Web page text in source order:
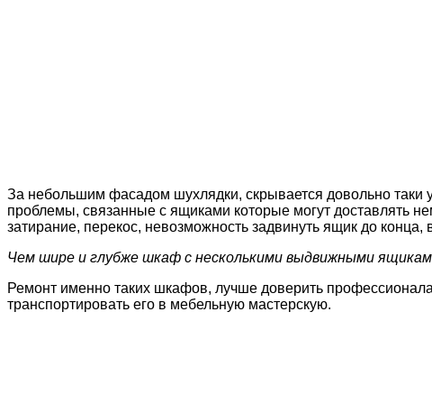
За небольшим фасадом шухлядки, скрывается довольно таки
проблемы, связанные с ящиками которые могут доставлять
затирание, перекос, невозможность задвинуть ящик до
Чем шире и глубже шкаф с несколькими выдвижными
Ремонт именно таких шкафов, лучше доверить
транспортировать его в мебельную мастерскую.